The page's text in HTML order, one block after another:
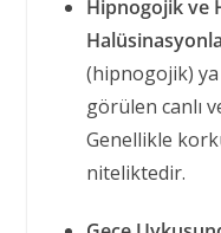
Hipnogojik ve
(hipnogojik)
görülen canlı
Genellikle
niteliktedir.